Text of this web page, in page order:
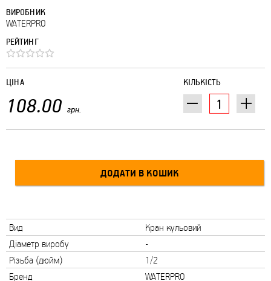
ВИРОБНИК
WATERPRO
РЕЙТИНГ
КІЛЬКІСТЬ
ЦІНА
108.00 грн.
Вид
Кран кульовий
Діаметр виробу
-
Різьба (дюйм)
1/2
Бренд
WATERPRO